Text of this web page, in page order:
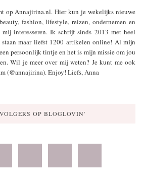
op Annajirina.nl. Hier kun je wekelijks nieuwe
fashion, lifestyle, reizen, ondernemen en
interesseren. Ik schrijf sinds 2013 met heel
maar liefst 1200 artikelen online! Al mijn
persoonlijk tintje en het is mijn missie om jou
Wil je meer over mij weten? Je kunt me ook
(@annajirina). Enjoy! Liefs, Anna
OP BLOGLOVIN'